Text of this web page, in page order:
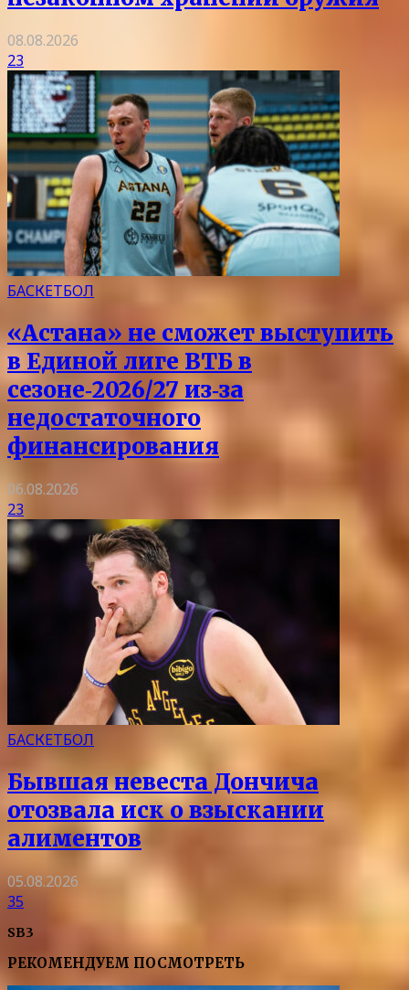
08.08.2026
23
БАСКЕТБОЛ
«Астана» не сможет выступить
в Единой лиге ВТБ в
сезоне‑2026/27 из‑за
недостаточного
финансирования
06.08.2026
23
БАСКЕТБОЛ
Бывшая невеста Дончича
отозвала иск о взыскании
алиментов
05.08.2026
35
SB3
РЕКОМЕНДУЕМ ПОСМОТРЕТЬ